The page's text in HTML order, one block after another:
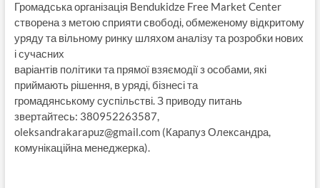
Громадська організація Bendukidze Free Market Center
створена з метою сприяти свободі, обмеженому відкритому
уряду та вільному ринку шляхом аналізу та розробки нових
і сучасних
варіантів політики та прямої взяємодії з особами, які
приймають рішення, в уряді, бізнесі та
громадянському суспільстві. З приводу питань
звертайтесь: 380952263587,
oleksandrakarapuz@gmail.com(Карапуз Олександра,
комунікаційна менеджерка).